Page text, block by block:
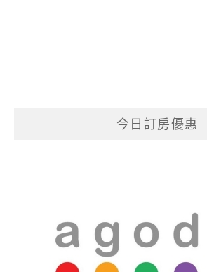
今日訂房優惠